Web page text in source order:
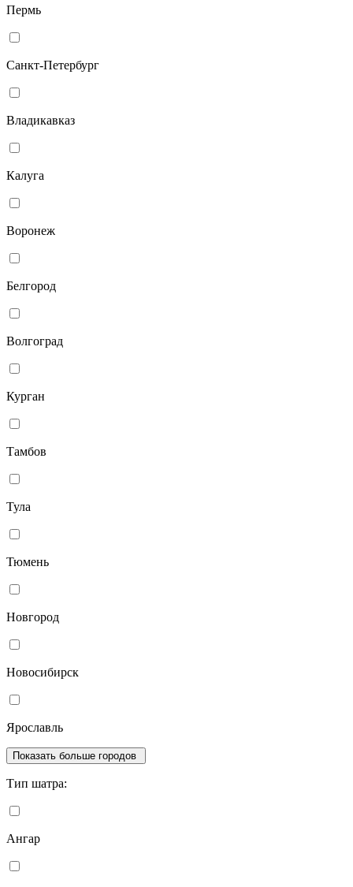
Пермь
Санкт-Петербург
Владикавказ
Калуга
Воронеж
Белгород
Волгоград
Курган
Тамбов
Тула
Тюмень
Новгород
Новосибирск
Ярославль
Показать больше городов
Тип шатра:
Ангар